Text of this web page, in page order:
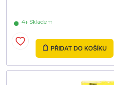
4+ Skladem
PŘIDAT DO KOŠÍKU